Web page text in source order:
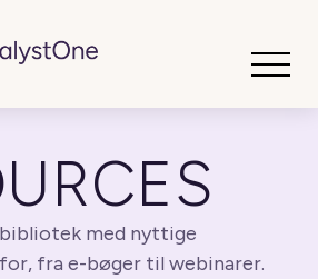
med nyttige
fra e-bøger til webinarer.